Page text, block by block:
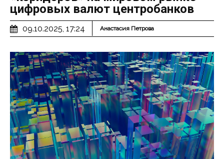
цифровых валют центробанков
09.10.2025, 17:24 Анастасия Петрова